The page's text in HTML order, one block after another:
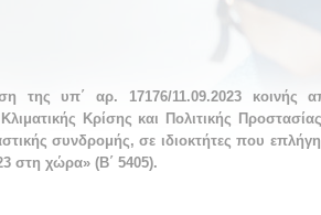
της υπ΄ αρ. 17176/11.09.2023 κοινής
Κρίσης και Πολιτικής
συνδρομής, σε ιδιοκτήτες που
στη χώρα» (Β΄ 5405).